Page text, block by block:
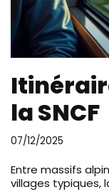
la SNCF
07/12/2025
Entre massifs
villages typiques,